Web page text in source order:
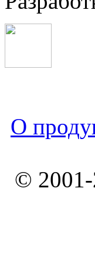
О
© 2001-